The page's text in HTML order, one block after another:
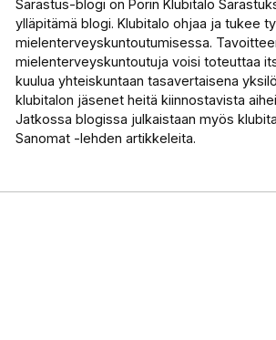
Sarastus-blogi on Porin Klubitalo
ylläpitämä blogi. Klubitalo ohjaa ja tukee
mielenterveyskuntoutumisessa.
mielenterveyskuntoutuja voisi toteuttaa
kuulua yhteiskuntaan tasavertaisena
klubitalon jäsenet heitä kiinnostavista
Jatkossa blogissa julkaistaan myös
Sanomat -lehden artikkeleita.